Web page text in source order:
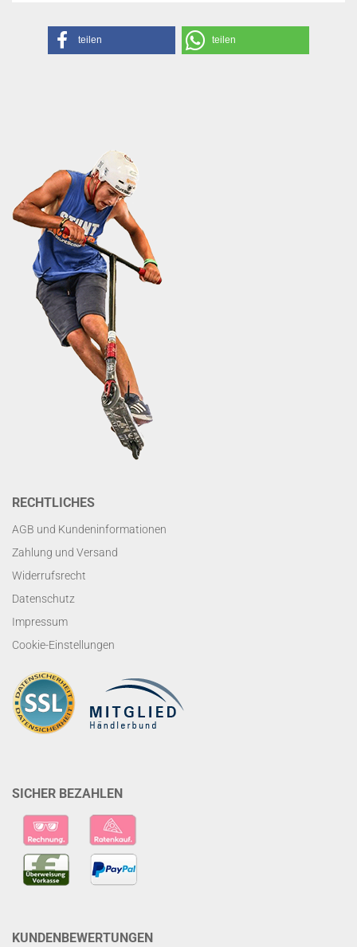
teilen teilen
RECHTLICHES
AGB und Kundeninformationen
Zahlung und Versand
Widerrufsrecht
Datenschutz
Impressum
Cookie-Einstellungen
SICHER BEZAHLEN
KUNDENBEWERTUNGEN